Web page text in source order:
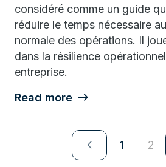
considéré comme un guide
réduire le temps nécessaire
normale des opérations. Il
dans la résilience
entreprise.
Read more
navigate_next 1 2